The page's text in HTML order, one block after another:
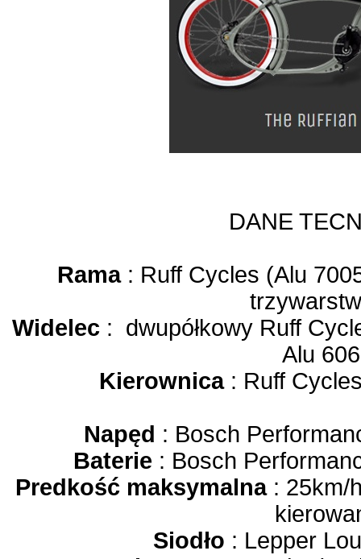
DANE
Rama: Ruff Cycles (Alu
Widelec : dwupółkowy Ruff
Alu
Kierownica: Ruff
Napęd : Bosch
Baterie : Bosch
Predkość maksymalna: 25km/
Siodło : Lepper